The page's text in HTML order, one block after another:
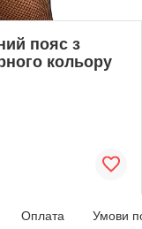
пояс з
кольору
Оплата Умови